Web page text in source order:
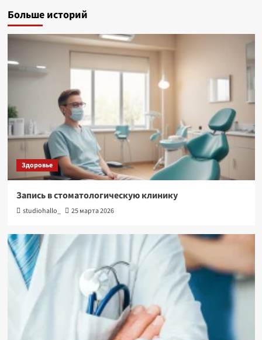
Больше историй
Здоровье
Запись в стоматологическую клинику
studiohallo_ 25 марта 2026